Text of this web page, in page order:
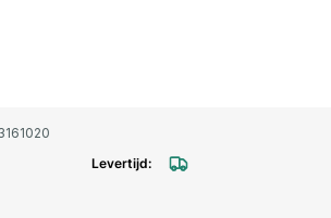
messing vernikkeld met L-boring 1/2"